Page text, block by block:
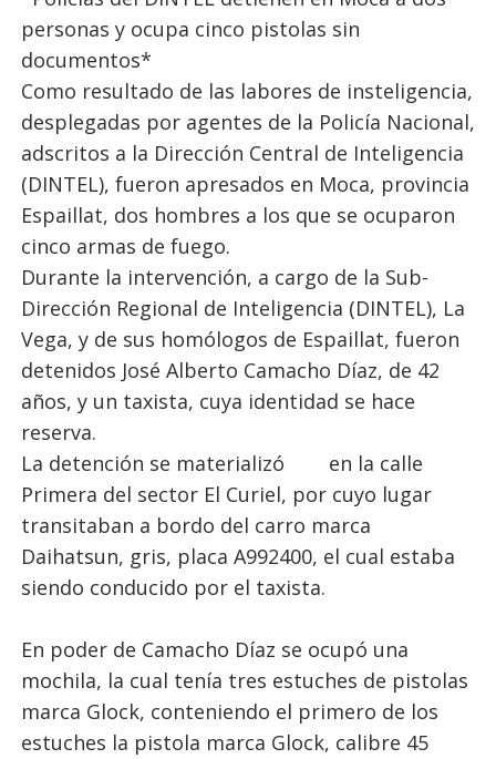
personas y ocupa cinco pistolas sin
documentos*
Como resultado de las labores de insteligencia,
desplegadas por agentes de la Policía Nacional,
adscritos a la Dirección Central de Inteligencia
(DINTEL), fueron apresados en Moca, provincia
Espaillat, dos hombres a los que se ocuparon
cinco armas de fuego.
Durante la intervención, a cargo de la Sub-
Dirección Regional de Inteligencia (DINTEL), La
Vega, y de sus homólogos de Espaillat, fueron
detenidos José Alberto Camacho Díaz, de 42
años, y un taxista, cuya identidad se hace
reserva.
La detención se materializó en la calle
Primera del sector El Curiel, por cuyo lugar
transitaban a bordo del carro marca
Daihatsun, gris, placa A992400, el cual estaba
siendo conducido por el taxista.
En poder de Camacho Díaz se ocupó una
mochila, la cual tenía tres estuches de pistolas
marca Glock, conteniendo el primero de los
estuches la pistola marca Glock, calibre 45